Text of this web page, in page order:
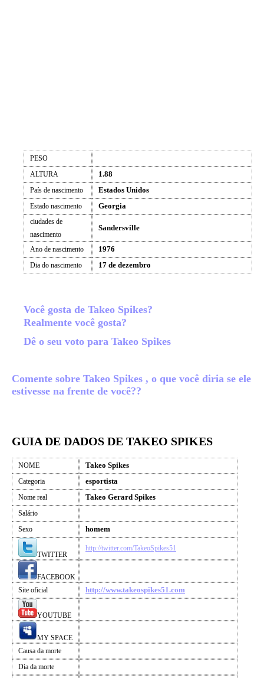
PESO
ALTURA
1.88
País de nascimento Estados Unidos
Estado nascimento Georgia
ciudades de
nascimento
Sandersville
Ano de nascimento 1976
Dia do nascimento 17 de dezembro
Você gosta de Takeo Spikes?
Realmente você gosta?
Dê o seu voto para Takeo Spikes
Comente sobre Takeo Spikes , o que você diria se ele
estivesse na frente de você??
GUIA DE DADOS DE TAKEO SPIKES
NOME Takeo Spikes
Categoria esportista
Nome real Takeo Gerard Spikes
Salário
Sexo
homem
TWITTER
http://twitter.com/TakeoSpikes51
FACEBOOK
Site oficial
http://www.takeospikes51.com
YOUTUBE
MY SPACE
Causa da morte
Dia da morte